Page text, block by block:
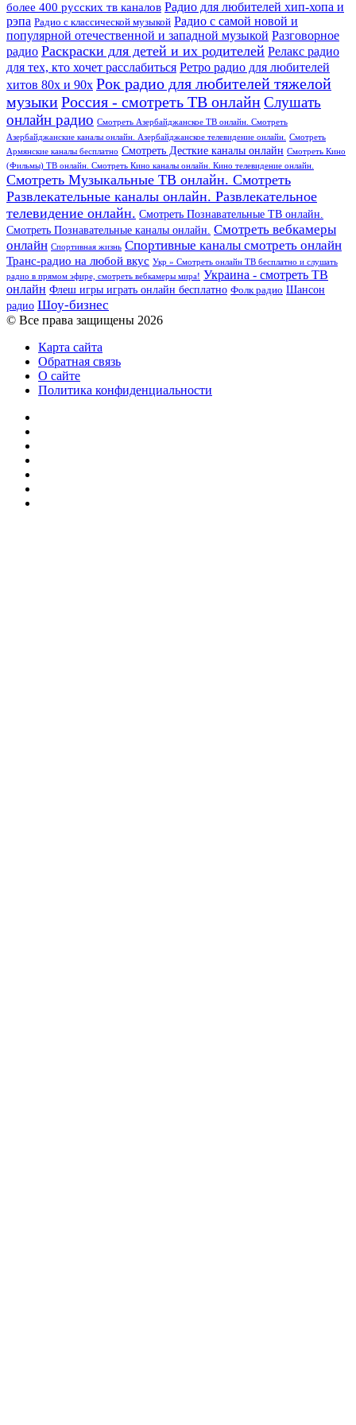
более 400 русских тв каналов Радио для любителей хип-хопа и
рэпа Радио с классической музыкой Радио с самой новой и
популярной отечественной и западной музыкой Разговорное
радио Раскраски для детей и их родителей Релакс радио
для тех, кто хочет расслабиться Ретро радио для любителей
хитов 80х и 90х Рок радио для любителей тяжелой
музыкиРоссия - смотреть ТВ онлайнСлушать
онлайн радио Смотреть Азербайджанское ТВ онлайн. Смотреть
Азербайджанские каналы онлайн. Азербайджанское телевидение онлайн.
Смотреть
Армянские каналы бесплатно Смотреть Десткие каналы онлайн Смотреть Кино
(Фильмы) ТВ онлайн. Смотреть Кино каналы онлайн. Кино телевидение онлайн.
Смотреть Музыкальные ТВ онлайн. Смотреть
Развлекательные каналы онлайн. Развлекательное
телевидение онлайн. Смотреть Познавательные ТВ онлайн.
Смотреть Познавательные каналы онлайн. Смотреть вебкамеры
онлайн Спортивная жизнь Спортивные каналы смотреть онлайн
Транс-радио на любой вкус Укр » Смотреть онлайн ТВ бесплатно и слушать
радио в прямом эфире, смотреть вебкамеры мира! Украина - смотреть ТВ
онлайн Флеш игры играть онлайн бесплатно Фолк радио Шансон
радио Шоу-бизнес
© Все права защищены 2026
Карта сайта
Обратная связь
О сайте
Политика конфиденциальности